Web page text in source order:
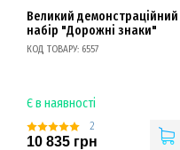
Великий демонстраційний
набір "Дорожні знаки"
КОД ТОВАРУ: 6557
Є в наявності
2
10 835 грн